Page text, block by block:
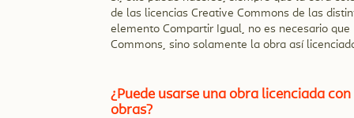
de las licencias Creative Commons de las
elemento Compartir Igual, no es necesario
Commons, sino solamente la obra así
¿Puede usarse una obra licenciada
obras?